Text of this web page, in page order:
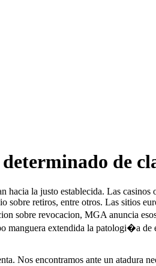
de
hacia la justo establecida. Las
retiros, entre otros. Las sitios
sobre revocacion, MGA anuncia
manguera extendida la patologi�a
Nos encontramos ante un atadura